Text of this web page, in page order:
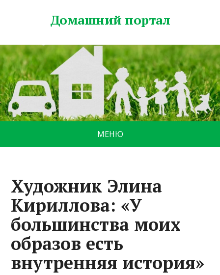
Домашний портал
МЕНЮ
Художник Элина
Кириллова: «У
большинства моих
образов есть
внутренняя история»